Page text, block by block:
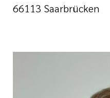
66113 Saarbrücken